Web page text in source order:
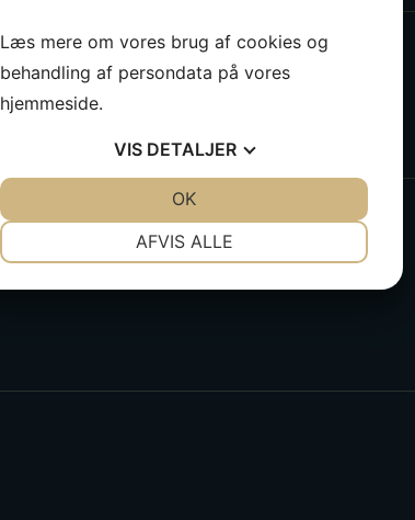
Læs mere om vores brug af cookies og
behandling af persondata på vores
hjemmeside.
VIS DETALJER
AFVIS ALLE
OK